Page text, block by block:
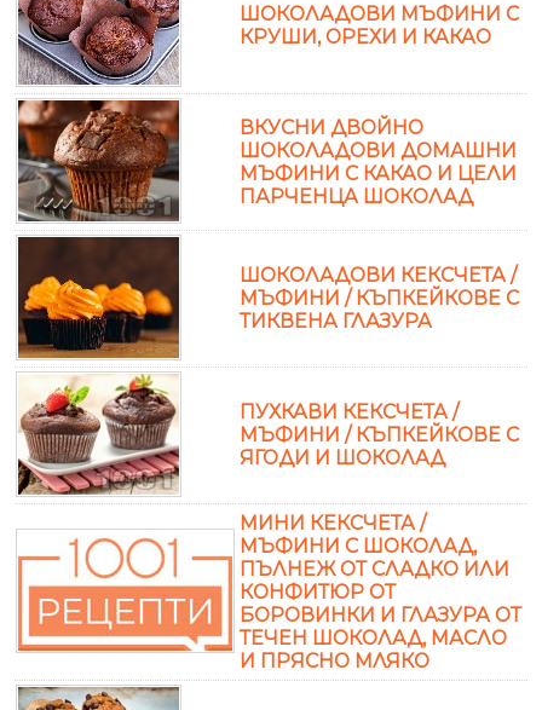
ШОКОЛАДОВИ МЪФИНИ С
КРУШИ, ОРЕХИ И КАКАО
ВКУСНИ ДВОЙНО
ШОКОЛАДОВИ ДОМАШНИ
МЪФИНИ С КАКАО И ЦЕЛИ
ПАРЧЕНЦА ШОКОЛАД
ШОКОЛАДОВИ КЕКСЧЕТА /
МЪФИНИ / КЪПКЕЙКОВЕ С
ТИКВЕНА ГЛАЗУРА
ПУХКАВИ КЕКСЧЕТА /
МЪФИНИ / КЪПКЕЙКОВЕ С
ЯГОДИ И ШОКОЛАД
МИНИ КЕКСЧЕТА /
МЪФИНИ С ШОКОЛАД,
ПЪЛНЕЖ ОТ СЛАДКО ИЛИ
КОНФИТЮР ОТ
БОРОВИНКИ И ГЛАЗУРА ОТ
ТЕЧЕН ШОКОЛАД, МАСЛО
И ПРЯСНО МЛЯКО